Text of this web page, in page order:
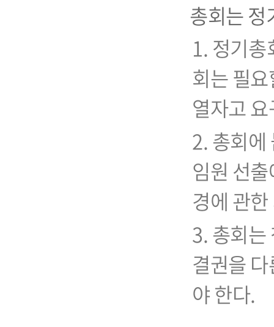
총회는 정
1. 정기
회는 필
열자고
2. 총회에
임원 선
경에 관
3. 총회는
결권을
야 한다.